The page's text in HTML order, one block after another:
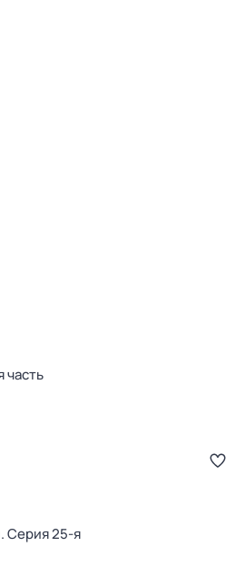
часть
. Серия 25-я